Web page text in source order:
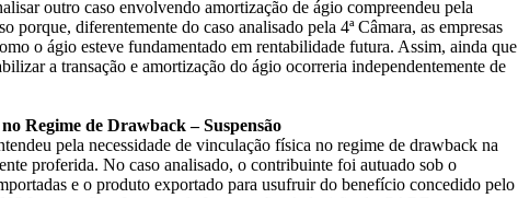
outro caso envolvendo amortização de ágio compreendeu pela
diferentemente do caso analisado pela 4ª Câmara, as empresas
o ágio esteve fundamentado em rentabilidade futura. Assim, ainda que
a transação e amortização do ágio ocorreria independentemente de
Regime de Drawback – Suspensão
pela necessidade de vinculação física no regime de drawback na
proferida. No caso analisado, o contribuinte foi autuado sob o
e o produto exportado para usufruir do benefício concedido pelo